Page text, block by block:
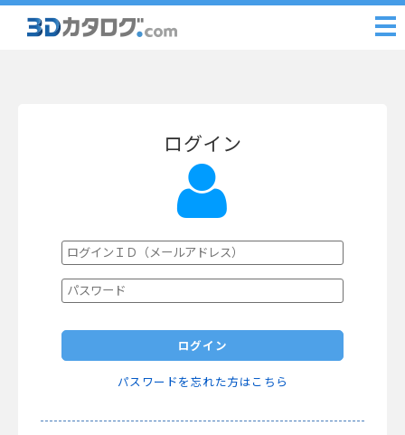
ログイン
ログイン
パスワードを忘れた方はこちら